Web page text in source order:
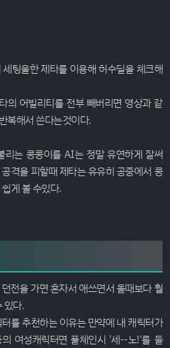
팅을한 제타를 이용해 허수딜을 체크해
의 어빌리티를 전부 빼버리면 영상과 같
복해서 쓴다는것이다.
리는 콩콩이를 AI는 정말 유연하게 잘써
격을 피할때 제타는 유유히 공중에서 콩
게 볼 수있다.
전을 가면 혼자서 애쓰면서 돌때보다 훨
있다.
를 추천하는 이유는 만약에 내 캐릭터가
여성캐릭터면 풀체인시 '세--노!'를 들